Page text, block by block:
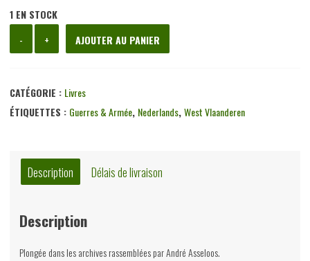
1 EN STOCK
-
de
bevrijding
van
d'Ostende/Die
befreiung
Oostende/The
liberation
+ AJOUTER AU PANIER
CATÉGORIE : Livres
ÉTIQUETTES : Guerres & Armée, Nederlands,West Vlaanderen
Description Délais de livraison
Description
Plongée dans les archives rassemblées par André Asseloos.